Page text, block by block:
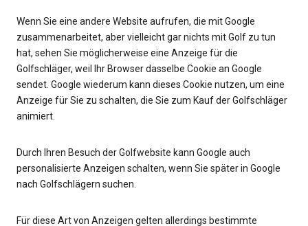
Wenn Sie eine andere Website aufrufen, die mit Google
zusammenarbeitet, aber vielleicht gar nichts mit Golf zu tun
hat, sehen Sie möglicherweise eine Anzeige für die
Golfschläger, weil Ihr Browser dasselbe Cookie an Google
sendet. Google wiederum kann dieses Cookie nutzen, um eine
Anzeige für Sie zu schalten, die Sie zum Kauf der Golfschläger
animiert.
Durch Ihren Besuch der Golfwebsite kann Google auch
personalisierte Anzeigen schalten, wenn Sie später in Google
nach Golfschlägern suchen.
Für diese Art von Anzeigen gelten allerdings bestimmte